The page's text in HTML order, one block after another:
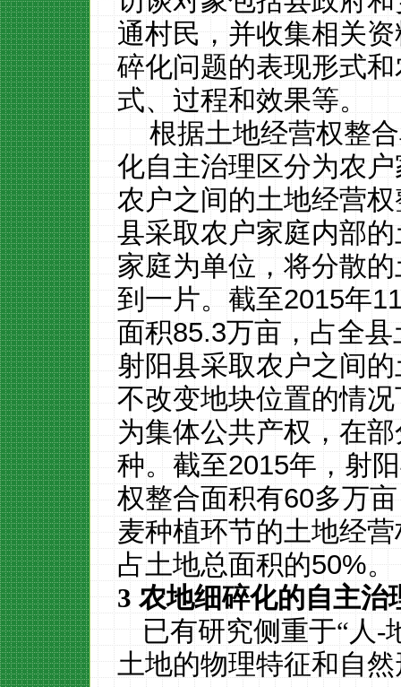
通村民，并收集相关
碎化问题的表现形式
式、过程和效果等。
根据土地经营权整
化自主治理区分为农
农户之间的土地经营
县采取农户家庭内部
家庭为单位，将分散
到一片。截至2015年
面积85.3万亩，占全
射阳县采取农户之间
不改变地块位置的情
为集体公共产权，在
种。截至2015年，射
权整合面积有60多万
麦种植环节的土地经
占土地总面积的50%。
3农地细碎化的自主治
已有研究侧重于“人-
土地的物理特征和自